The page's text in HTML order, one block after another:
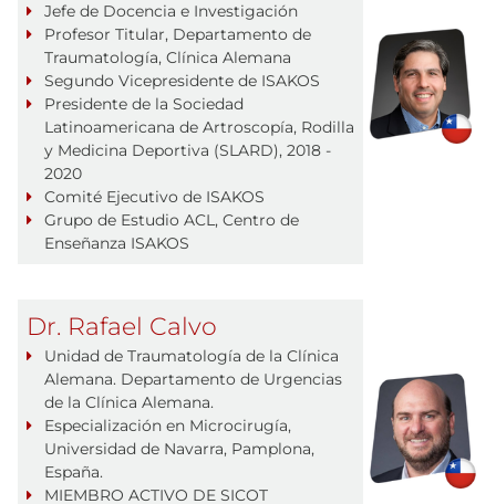
Jefe de Docencia e Investigación
Profesor Titular, Departamento de
Traumatología, Clínica Alemana
Segundo Vicepresidente de ISAKOS
Presidente de la Sociedad
Latinoamericana de Artroscopía, Rodilla
y Medicina Deportiva (SLARD), 2018 -
2020
Comité Ejecutivo de ISAKOS
Grupo de Estudio ACL, Centro de
Enseñanza ISAKOS
Dr. Rafael Calvo
Unidad de Traumatología de la Clínica
Alemana. Departamento de Urgencias
de la Clínica Alemana.
Especialización en Microcirugía,
Universidad de Navarra, Pamplona,
España.
MIEMBRO ACTIVO DE SICOT